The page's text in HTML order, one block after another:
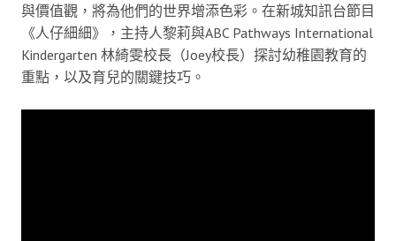
與價值觀，將為他們的世界增添色彩。在新城知訊台節目
《人仔細細》，主持人黎莉與ABC Pathways International
Kindergarten 林綺雯校長（Joey校長）探討幼稚園教育的
重點，以及育兒的關鍵技巧。